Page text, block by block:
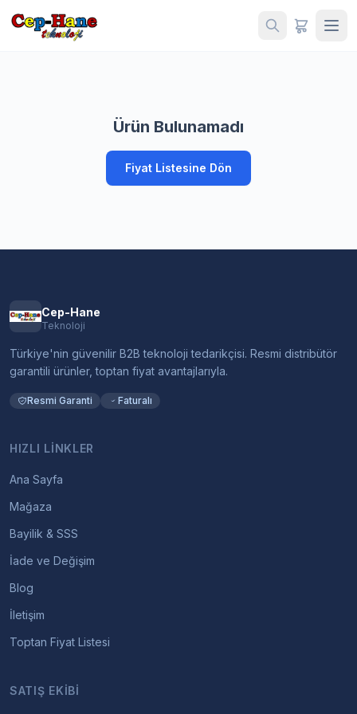
Ürün Bulunamadı
Fiyat Listesine Dön
Cep-Hane
Teknoloji
Türkiye'nin güvenilir B2B teknoloji tedarikçisi. Resmi distribütör
garantili ürünler, toptan fiyat avantajlarıyla.
Resmi Garanti Faturalı
HIZLI LINKLER
Ana Sayfa
Mağaza
Bayilik & SSS
İade ve Değişim
Blog
İletişim
Toptan Fiyat Listesi
SATIŞ EKIBI